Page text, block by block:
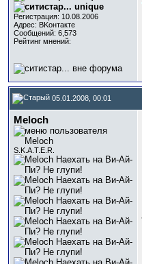
Регистрация: 10.08.2006
Адрес: BKонтактe
Сообщений: 6,573
Рейтинг мнений:
05.01.2008, 00:01
Meloch
S.K.A.T.E.R.